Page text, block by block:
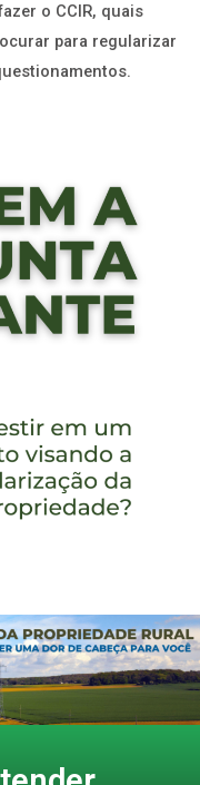
o CCIR, quais
para regularizar